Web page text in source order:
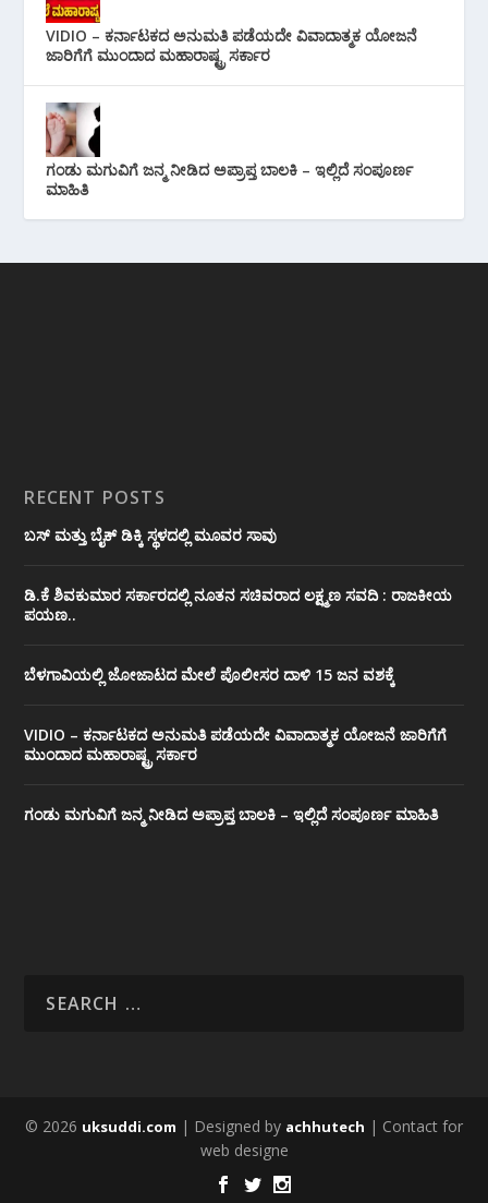
VIDIO – ಕರ್ನಾಟಕದ ಅನುಮತಿ ಪಡೆಯದೇ ವಿವಾದಾತ್ಮಕ ಯೋಜನೆ
ಜಾರಿಗೆಗೆ ಮುಂದಾದ ಮಹಾರಾಷ್ಟ್ರ ಸರ್ಕಾರ
ಗಂಡು ಮಗುವಿಗೆ ಜನ್ಮ ನೀಡಿದ ಅಪ್ರಾಪ್ತ ಬಾಲಕಿ – ಇಲ್ಲಿದೆ ಸಂಪೂರ್ಣ
ಮಾಹಿತಿ
RECENT POSTS
ಬಸ್ ಮತ್ತು ಬೈಕ್ ಡಿಕ್ಕಿ ಸ್ಥಳದಲ್ಲಿ ಮೂವರ ಸಾವು
ಡಿ.ಕೆ ಶಿವಕುಮಾರ ಸರ್ಕಾರದಲ್ಲಿ ನೂತನ ಸಚಿವರಾದ ಲಕ್ಷ್ಮಣ ಸವದಿ : ರಾಜಕೀಯ
ಪಯಣ..
ಬೆಳಗಾವಿಯಲ್ಲಿ ಜೋಜಾಟದ ಮೇಲೆ ಪೊಲೀಸರ ದಾಳಿ 15 ಜನ ವಶಕ್ಕೆ
VIDIO – ಕರ್ನಾಟಕದ ಅನುಮತಿ ಪಡೆಯದೇ ವಿವಾದಾತ್ಮಕ ಯೋಜನೆ ಜಾರಿಗೆಗೆ
ಮುಂದಾದ ಮಹಾರಾಷ್ಟ್ರ ಸರ್ಕಾರ
ಗಂಡು ಮಗುವಿಗೆ ಜನ್ಮ ನೀಡಿದ ಅಪ್ರಾಪ್ತ ಬಾಲಕಿ – ಇಲ್ಲಿದೆ ಸಂಪೂರ್ಣ ಮಾಹಿತಿ
© 2026 uksuddi.com | Designed by achhutech | Contact for
web designe